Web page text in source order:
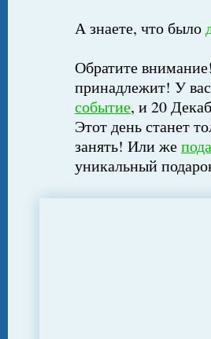
А знаете, что было
Обратите
принадлежит! У
событие, и 20
Этот день станет
занять! Или же
уникальный